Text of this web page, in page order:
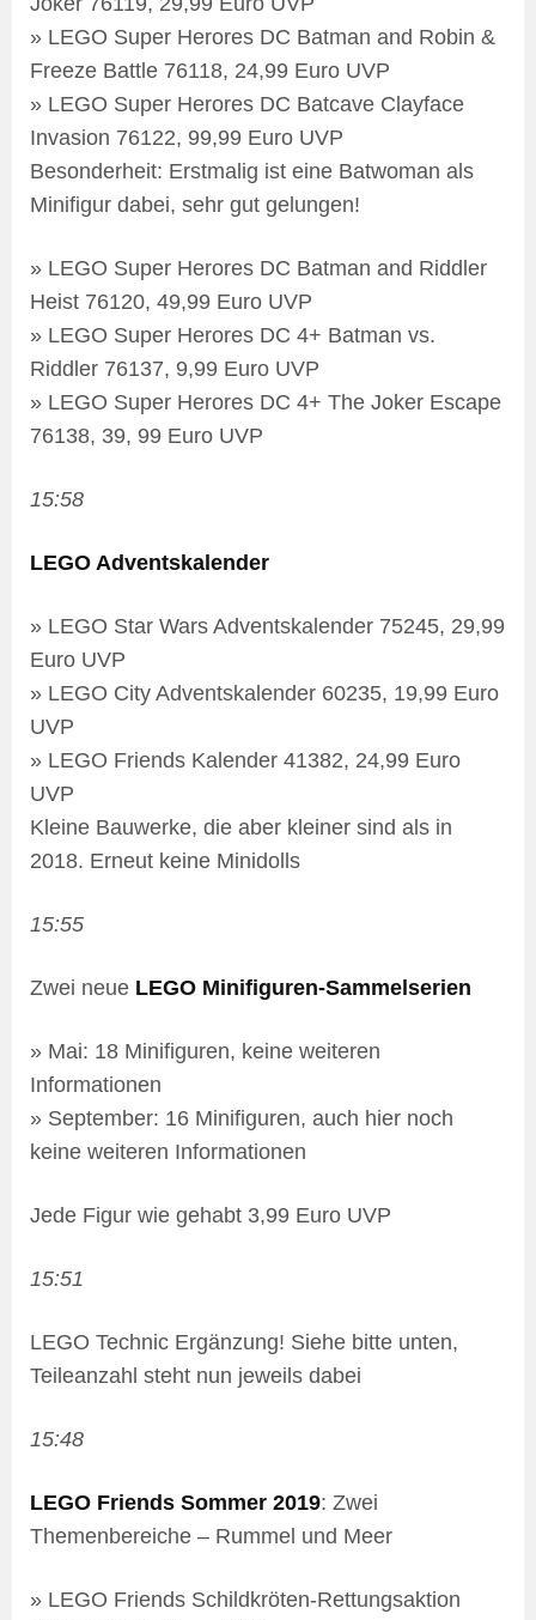
» LEGO Super Herores DC Batman and Robin &
Freeze Battle 76118, 24,99 Euro UVP
» LEGO Super Herores DC Batcave Clayface
Invasion 76122, 99,99 Euro UVP
Besonderheit: Erstmalig ist eine Batwoman als
Minifigur dabei, sehr gut gelungen!
» LEGO Super Herores DC Batman and Riddler
Heist 76120, 49,99 Euro UVP
» LEGO Super Herores DC 4+ Batman vs.
Riddler 76137, 9,99 Euro UVP
» LEGO Super Herores DC 4+ The Joker Escape
76138, 39, 99 Euro UVP
15:58
LEGO Adventskalender
» LEGO Star Wars Adventskalender 75245, 29,99
Euro UVP
» LEGO City Adventskalender 60235, 19,99 Euro
UVP
» LEGO Friends Kalender 41382, 24,99 Euro
UVP
Kleine Bauwerke, die aber kleiner sind als in
2018. Erneut keine Minidolls
15:55
Zwei neue LEGO Minifiguren-Sammelserien
» Mai: 18 Minifiguren, keine weiteren
Informationen
» September: 16 Minifiguren, auch hier noch
keine weiteren Informationen
Jede Figur wie gehabt 3,99 Euro UVP
15:51
LEGO Technic Ergänzung! Siehe bitte unten,
Teileanzahl steht nun jeweils dabei
15:48
LEGO Friends Sommer 2019: Zwei
Themenbereiche – Rummel und Meer
» LEGO Friends Schildkröten-Rettungsaktion